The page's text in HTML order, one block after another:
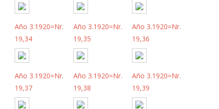
Año 3.1920=Nr.
19,34
Año 3.1920=Nr.
19,35
Año 3.1920=Nr.
19,36
Año 3.1920=Nr.
19,37
Año 3.1920=Nr.
19,38
Año 3.1920=Nr.
19,39